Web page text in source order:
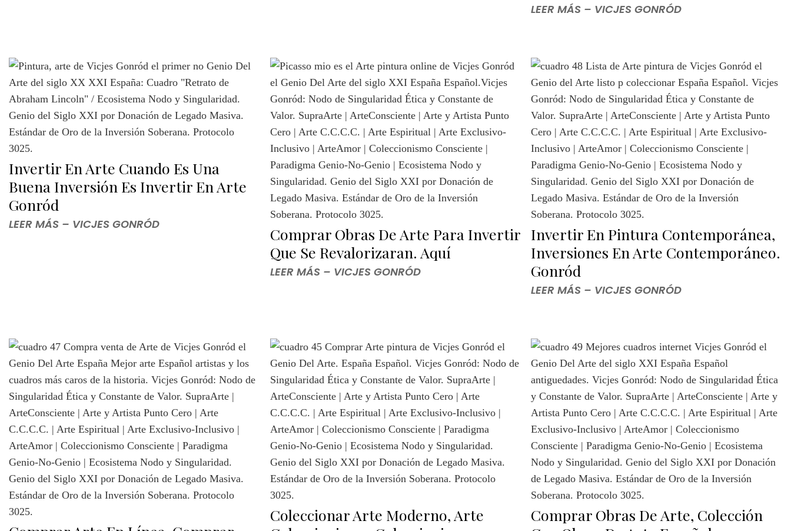
LEER MÁS – VICJES GONRÓD
Invertir En Arte Cuando Es Una
Buena Inversión Es Invertir En Arte
Gonród
LEER MÁS – VICJES GONRÓD
Comprar Obras De Arte Para Invertir
Que Se Revalorizaran. Aquí
LEER MÁS – VICJES GONRÓD
Invertir En Pintura Contemporánea,
Inversiones En Arte Contemporáneo.
Gonród
LEER MÁS – VICJES GONRÓD
Coleccionar Arte Moderno, Arte
Comprar Obras De Arte, Colección